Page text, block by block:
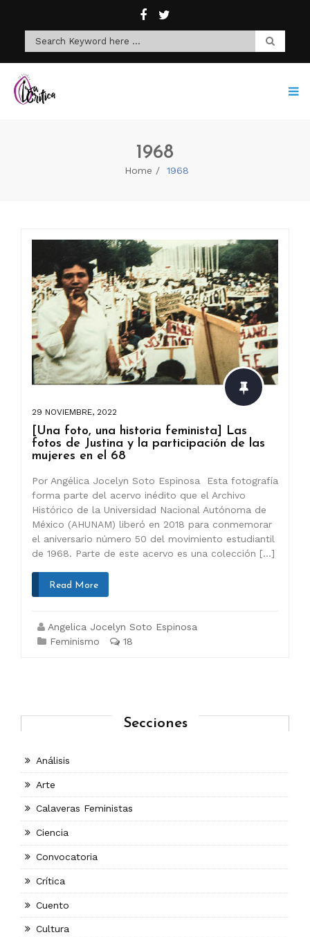
1968
Home 1968
29 NOVIEMBRE, 2022
[Una foto, una historia feminista] Las
fotos de Justina y la participación de las
mujeres en el 68
Por Angélica Jocelyn Soto Espinosa Esta fotografía
forma parte del acervo inédito que el Archivo
Histórico de la Universidad Nacional Autónoma de
México (AHUNAM) liberó en 2018 para conmemorar
el aniversario número 50 del movimiento estudiantil
de 1968. Parte de este acervo es una colección […]
Read More
Angelica Jocelyn Soto Espinosa
Feminismo
18
Secciones
Análisis
Arte
Calaveras Feministas
Ciencia
Convocatoria
Crítica
Cuento
Cultura